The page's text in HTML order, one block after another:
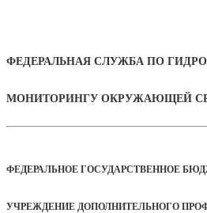
ФЕДЕРАЛЬНАЯ СЛУЖБА ПО
МОНИТОРИНГУ ОКРУЖАЮЩЕЙ
ФЕДЕРАЛЬНОЕ ГОСУДАРСТВЕННОЕ
УЧРЕЖДЕНИЕ ДОПОЛНИТЕЛЬНОГО